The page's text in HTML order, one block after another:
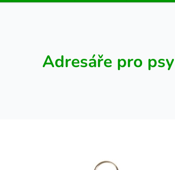
Adresáře pro psy